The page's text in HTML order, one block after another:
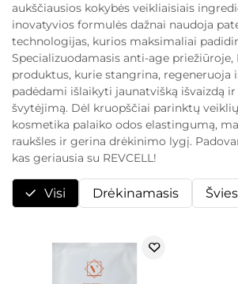
aukščiausios kokybės veikliaisiais
inovatyvios formulės dažnai naudoja
technologijas, kurios maksimaliai
Specializuodamasis anti-age priežiūroje,
produktus, kurie stangrina, regeneruoja
padėdami išlaikyti jaunatvišką išvaizdą
švytėjimą. Dėl kruopščiai parinktų
kosmetika palaiko odos elastingumą,
raukšles ir gerina drėkinimo lygį.
kas geriausia su REVCELL!
Visi Drėkinamasis